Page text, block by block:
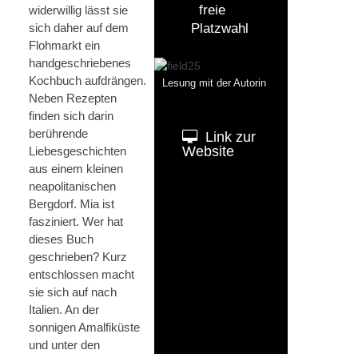
widerwillig lässt sie
sich daher auf dem
Flohmarkt ein
handgeschriebenes
Kochbuch aufdrängen.
Neben Rezepten
finden sich darin
berührende
Liebesgeschichten
aus einem kleinen
neapolitanischen
Bergdorf. Mia ist
fasziniert. Wer hat
dieses Buch
geschrieben? Kurz
entschlossen macht
sie sich auf nach
Italien. An der
sonnigen Amalfiküste
und unter den
freie
Platzwahl
Lesung mit der Autorin
Link zur
Website